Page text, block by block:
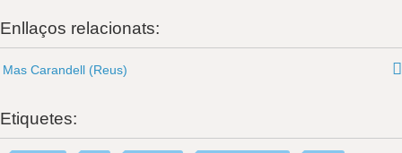
Enllaços relacionats:
Mas Carandell (Reus)
Etiquetes: